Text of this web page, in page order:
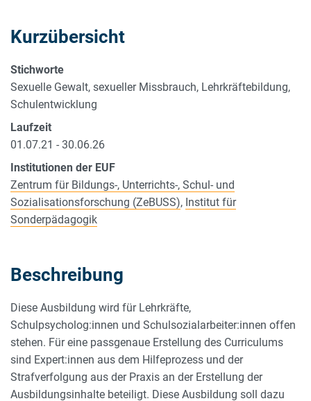
Kurzübersicht
Stichworte
Sexuelle Gewalt, sexueller Missbrauch, Lehrkräftebildung,
Schulentwicklung
Laufzeit
01.07.21 - 30.06.26
Institutionen der EUF
Zentrum für Bildungs-, Unterrichts-, Schul- und
Sozialisationsforschung (ZeBUSS), Institut für
Sonderpädagogik
Beschreibung
Diese Ausbildung wird für Lehrkräfte,
Schulpsycholog:innen und Schulsozialarbeiter:innen offen
stehen. Für eine passgenaue Erstellung des Curriculums
sind Expert:innen aus dem Hilfeprozess und der
Strafverfolgung aus der Praxis an der Erstellung der
Ausbildungsinhalte beteiligt. Diese Ausbildung soll dazu